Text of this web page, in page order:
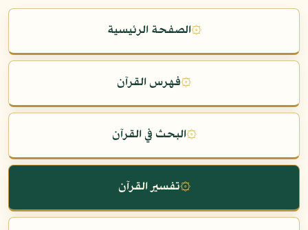
۞الصفحة الرئيسية
۞فهرس القرآن
۞البحث في القرآن
۞تفسير القرآن